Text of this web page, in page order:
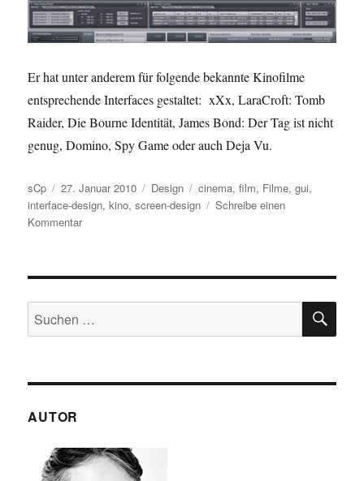
Er hat unter anderem für folgende bekannte Kinofilme
entsprechende Interfaces gestaltet: xXx, LaraCroft: Tomb
Raider, Die Bourne Identität, James Bond: Der Tag ist nicht
genug, Domino, Spy Game oder auch Deja Vu.
Autor
sCp
Veröffentlicht
am
27. Januar 2010 Kategorien
Design Schlagwörter
cinema,film, Filme,gui,
interface-design,kino,screen-design
Schreibe einen
Kommentarzu
Suchen
nach:
AUTOR